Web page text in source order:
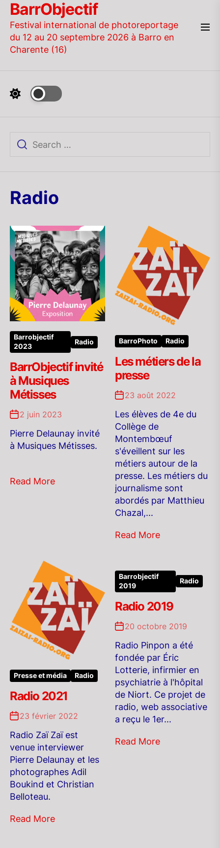
Skip
the
content
BarrObjectif
Festival international de photoreportage
du 12 au 20 septembre 2026 à Barro en
Charente (16)
Radio
Barrobjectif
2023
Radio
BarrObjectif invité
à Musiques
Métisses
2 juin 2023
Pierre Delaunay invité
à Musiques Métisses.
Read More
BarroPhoto Radio
Les métiers de la
presse
23 août 2022
Les élèves de 4e du
Collège de
Montembœuf
s'éveillent sur les
métiers autour de la
presse. Les métiers du
journalisme sont
abordés par Matthieu
Chazal,...
Read More
Presse et média Radio
Radio 2021
23 février 2022
Radio Zaï Zaï est
venue interviewer
Pierre Delaunay et les
photographes Adil
Boukind et Christian
Belloteau.
Read More
Barrobjectif
2019
Radio
Radio 2019
20 octobre 2019
Radio Pinpon a été
fondée par Éric
Lotterie, infirmier en
psychiatrie à l'hôpital
de Niort. Ce projet de
radio, web associative
a reçu le 1er...
Read More